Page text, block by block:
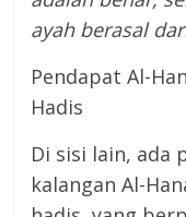
ayah berasal
Pendapat Al-
Hadis
Di sisi lain, ada
kalangan Al-